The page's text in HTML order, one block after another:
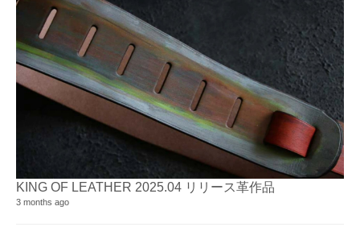
KING OF LEATHER 2025.04 リリース革作品
3 months ago